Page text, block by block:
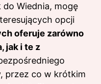
do Wiednia, mogę
opcji
oferuje zarówno
jak i te z
przez co w krótkim